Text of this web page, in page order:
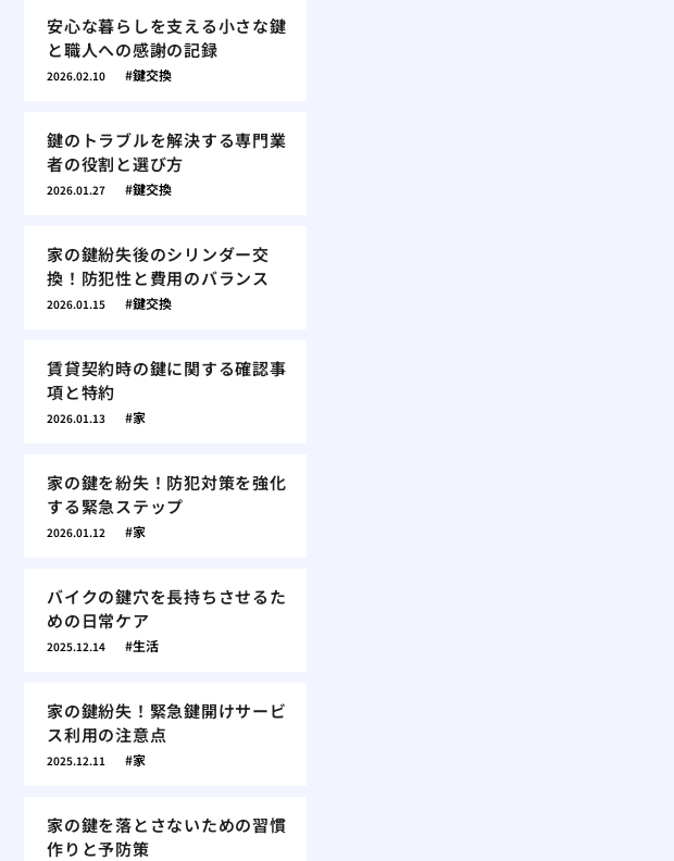
安心な暮らしを支える小さな鍵
と職人への感謝の記録
2026.02.10 鍵交換
鍵のトラブルを解決する専門業
者の役割と選び方
2026.01.27 鍵交換
家の鍵紛失後のシリンダー交
換！防犯性と費用のバランス
2026.01.15 鍵交換
賃貸契約時の鍵に関する確認事
項と特約
2026.01.13 家
家の鍵を紛失！防犯対策を強化
する緊急ステップ
2026.01.12 家
バイクの鍵穴を長持ちさせるた
めの日常ケア
2025.12.14 生活
家の鍵紛失！緊急鍵開けサービ
ス利用の注意点
2025.12.11 家
家の鍵を落とさないための習慣
作りと予防策